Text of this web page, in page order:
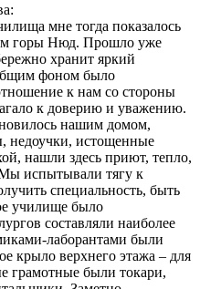
мне тогда показалось
горы Нюд. Прошло уже
хранит яркий
фоном было
к нам со стороны
к доверию и уважению.
нашим домом,
недоучки, истощенные
нашли здесь приют, тепло,
Мы испытывали тягу к
специальность, быть
училище было
составляли наиболее
лаборантами были
крыло верхнего этажа – для
грамотные были токари,